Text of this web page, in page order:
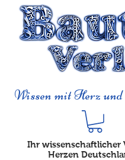
Wissen mit Herz
Ihr wissenschaftlicher
Herzen